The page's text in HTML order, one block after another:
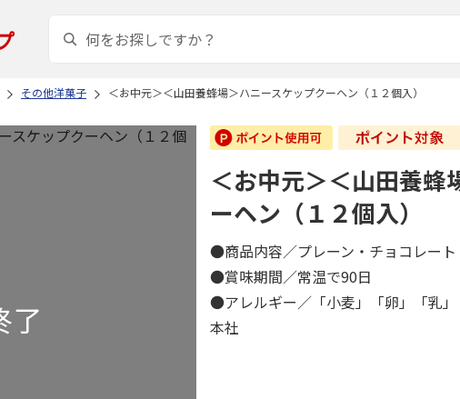
その他洋菓子 ＜お中元＞＜山田養蜂場＞ハニースケップクーヘン（１２個入）
＜お中元＞＜山田養蜂
ーヘン（１２個入）
●商品内容／プレーン・チョコレー
●賞味期間／常温で90日
●アレルギー／「小麦」「卵」「乳
本社